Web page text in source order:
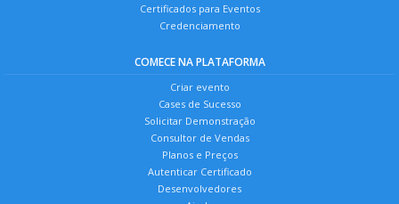
Certificados para Eventos
Credenciamento
COMECE NA PLATAFORMA
Criar evento
Cases de Sucesso
Solicitar Demonstração
Consultor de Vendas
Planos e Preços
Autenticar Certificado
Desenvolvedores